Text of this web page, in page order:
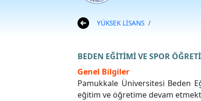
YÜKSEK LİSANS
BEDEN EĞİTİMİ VE SPOR
Genel Bilgiler
Pamukkale Üniversitesi Beden
eğitim ve öğretime devam